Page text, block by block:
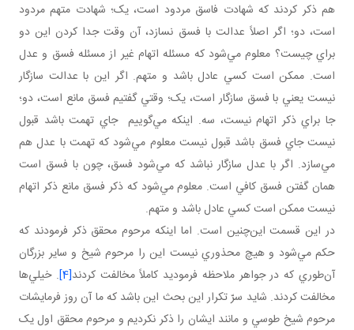
هم ذکر کردند که شهادت فاسق مردود است، يک؛ شهادت متهم مردود
است، دو؛ اگر اصلاً عدالت با فسق نسازد، آن وقت جدا کردن اين دو
براي چيست؟ معلوم مي‌شود که مسئله اتهام غير از مسئله فسق و عدل
است. ممکن است کسي عادل باشد و متهم. اگر اين با عدالت سازگار
نيست يعني با فسق سازگار است، يک؛ وقتي گفتيم فسق مانع است، دو؛
جا براي ذکر اتهام نيست، سه. اينکه مي‌گوييم جاي تهمت باشد قبول
نيست جاي فسق باشد قبول نيست معلوم مي‌شود که تهمت با عدل هم
مي‌سازد. اگر با عدل سازگار نباشد که مي‌شود فسق، چون با فسق است
همان گفتن فسق کافي است. معلوم مي‌شود که ذکر فسق مانع ذکر اتهام
نيست ممکن است کسي عادل باشد و متهم.
در اين قسمت اين‌چنين است. اما اينکه مرحوم محقق ذکر فرمودند که
حکم مي‌شود و هيچ محذوري نيست اين را مرحوم شيخ و ساير بزرگان
آن‌طوري که در جواهر ملاحظه فرموديد کاملاً مخالفت کردند[4] . خيلي‌ها
مخالفت کردند. شايد سرّ تکرار اين بحث اين باشد که ما آن روز فرمايشات
مرحوم شيخ طوسي و مانند ايشان را ذکر نکرديم و مرحوم محقق اول يک